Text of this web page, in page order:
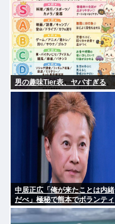
男の趣味Tier表、ヤバすぎる
中居正広「俺が来たことは内緒
だべ」極秘で熊本でボランティ
アをしていたwww